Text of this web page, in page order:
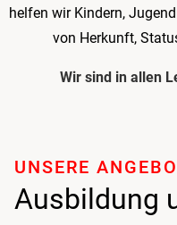
helfen wir Kindern,
von Herkunft,
Wir sind in allen
Ausbildung
UNSERE